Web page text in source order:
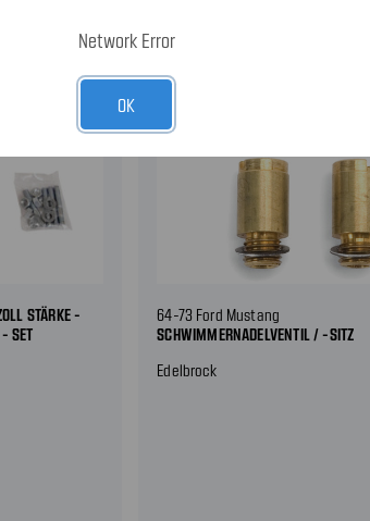
STÄRKE -
SET
64-73 Ford Mustang
SCHWIMMERNADELVENTIL / -SITZ
Edelbrock
Network Error
OK